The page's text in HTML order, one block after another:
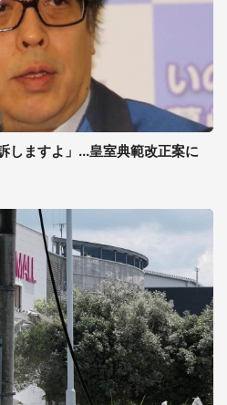
しますよ」...皇室典範改正案に